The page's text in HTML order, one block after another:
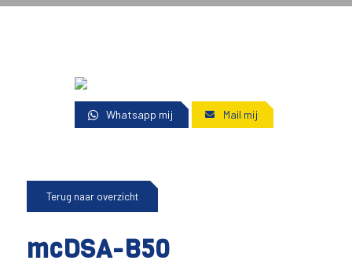
Whatsapp mij Mail mij
Terug naar overzicht
mcDSA-B50